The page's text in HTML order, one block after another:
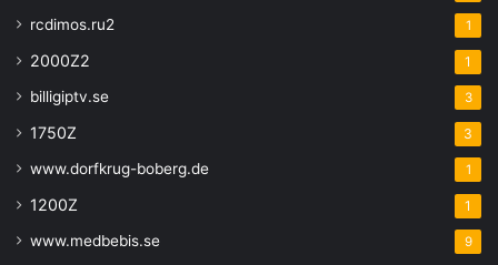
rcdimos.ru2 1
2000Z2 1
billigiptv.se 3
1750Z 3
www.dorfkrug-boberg.de 1
1200Z 1
www.medbebis.se 9